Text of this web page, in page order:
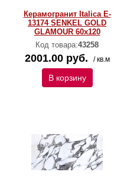
Керамогранит Italica E-
13174 SENKEL GOLD
GLAMOUR 60х120
Код товара:43258
2001.00 руб. / кв.м
В корзину